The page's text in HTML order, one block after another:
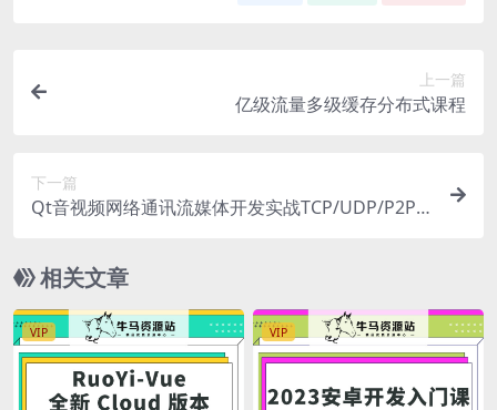
上一篇
亿级流量多级缓存分布式课程
下一篇
Qt音视频网络通讯流媒体开发实战TCP/UDP/P2P/
相关文章
VIP VIP